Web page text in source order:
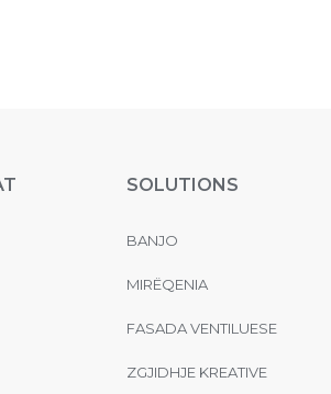
SOLUTIONS
BANJO
MIRËQENIA
FASADA VENTILUESE
ZGJIDHJE KREATIVE